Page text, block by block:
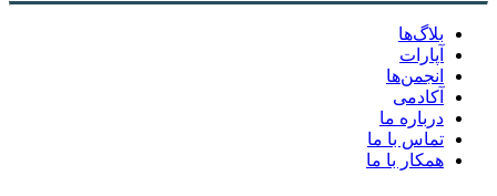
بلاگ‌ها
آپارات
انجمن‌ها
آکادمی
درباره ما
تماس با ما
همکار با ما